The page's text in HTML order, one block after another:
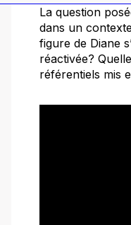
La question
dans un
figure de Diane
réactivée?
référentiels mis